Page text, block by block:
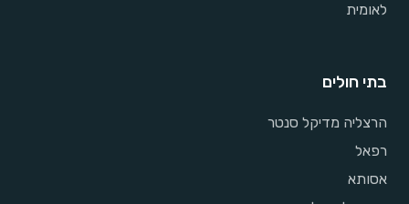
לאומית
בתי חולים
הרצליה מדיקל סנטר
רפאל
אסותא